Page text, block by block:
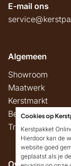
E-mail ons
Algemeen
Showroom
Maatwerk
Kerstmarkt
Belastingregels
Track & Trace
Overig
Cookies op
Kerstpakket
Hierdoor kan de
website goed
geplaatst als je